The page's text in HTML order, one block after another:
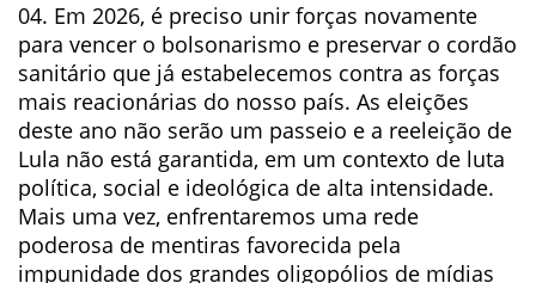
04. Em 2026, é preciso unir forças novamente
para vencer o bolsonarismo e preservar o cordão
sanitário que já estabelecemos contra as forças
mais reacionárias do nosso país. As eleições
deste ano não serão um passeio e a reeleição de
Lula não está garantida, em um contexto de luta
política, social e ideológica de alta intensidade.
Mais uma vez, enfrentaremos uma rede
poderosa de mentiras favorecida pela
impunidade dos grandes oligopólios de mídias